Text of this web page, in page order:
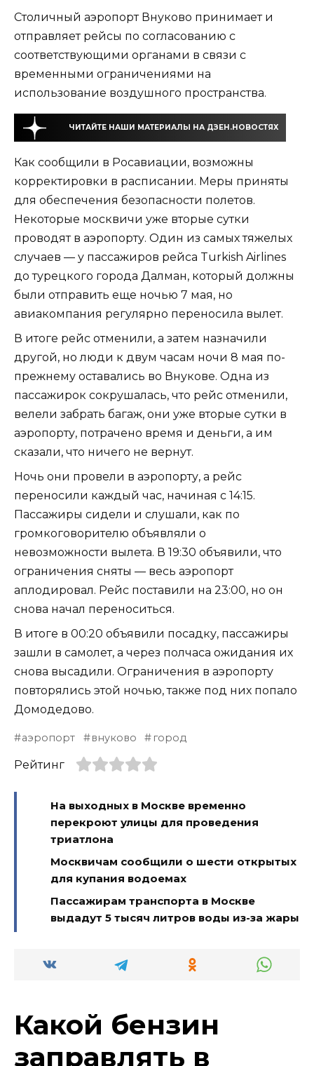
Столичный аэропорт Внуково принимает и
отправляет рейсы по согласованию с
соответствующими органами в связи с
временными ограничениями на
использование воздушного пространства.
ЧИТАЙТЕ НАШИ МАТЕРИАЛЫ НА ДЗЕН.НОВОСТЯХ
Как сообщили в Росавиации, возможны
корректировки в расписании. Меры приняты
для обеспечения безопасности полетов.
Некоторые москвичи уже вторые сутки
проводят в аэропорту. Один из самых тяжелых
случаев — у пассажиров рейса Turkish Airlines
до турецкого города Далман, который должны
были отправить еще ночью 7 мая, но
авиакомпания регулярно переносила вылет.
В итоге рейс отменили, а затем назначили
другой, но люди к двум часам ночи 8 мая по-
прежнему оставались во Внукове. Одна из
пассажирок сокрушалась, что рейс отменили,
велели забрать багаж, они уже вторые сутки в
аэропорту, потрачено время и деньги, а им
сказали, что ничего не вернут.
Ночь они провели в аэропорту, а рейс
переносили каждый час, начиная с 14:15.
Пассажиры сидели и слушали, как по
громкоговорителю объявляли о
невозможности вылета. В 19:30 объявили, что
ограничения сняты — весь аэропорт
аплодировал. Рейс поставили на 23:00, но он
снова начал переноситься.
В итоге в 00:20 объявили посадку, пассажиры
зашли в самолет, а через полчаса ожидания их
снова высадили. Ограничения в аэропорту
повторялись этой ночью, также под них попало
Домодедово.
аэропорт внуково город
Рейтинг
На выходных в Москве временно
перекроют улицы для проведения
триатлона
Москвичам сообщили о шести открытых
для купания водоемах
Пассажирам транспорта в Москве
выдадут 5 тысяч литров воды из-за жары
Какой бензин
заправлять в